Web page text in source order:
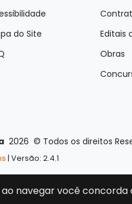
do Site
Editais
Obras
2026 © Todos os direitos
| Versão: 2.4.1
navegar você concorda